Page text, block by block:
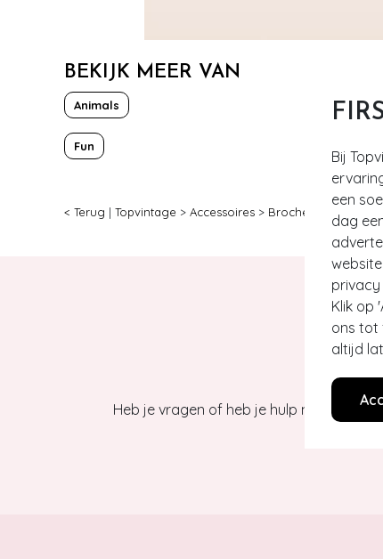
Bij
een
dag
privacy
Klik op
ons tot
altijd
BEKIJK MEER VAN
Animals
Fun
< Terug | Topvintage > Accessoires > Broches Sieraden
Heb je vragen of heb je hulp nodig bij je